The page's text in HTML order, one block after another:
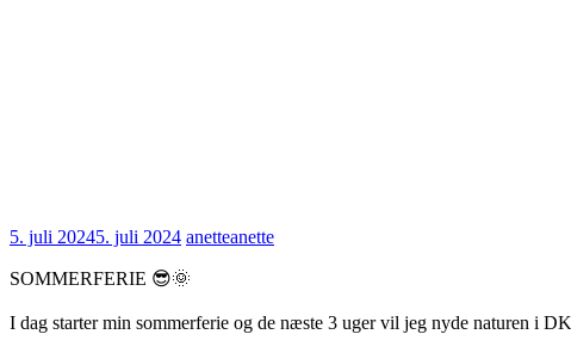
5. juli 20245. juli 2024 anetteanette
SOMMERFERIE 😎🌞
I dag starter min sommerferie og de næste 3 uger vil jeg nyde naturen i